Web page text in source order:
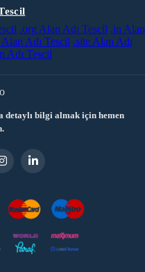
.org Alan Adı Tescil .in Alan
Adı Tescil .site Alan Adı
Adı Tescil
detaylı bilgi almak için hemen